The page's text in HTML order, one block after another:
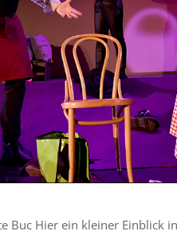
Buc Hier ein kleiner Einblick